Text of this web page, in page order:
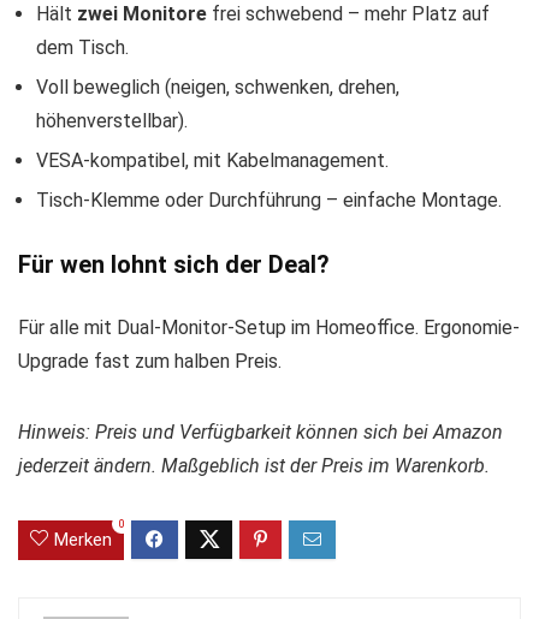
Hält zwei Monitore frei schwebend – mehr Platz auf
dem Tisch.
Voll beweglich (neigen, schwenken, drehen,
höhenverstellbar).
VESA-kompatibel, mit Kabelmanagement.
Tisch-Klemme oder Durchführung – einfache Montage.
Für wen lohnt sich der Deal?
Für alle mit Dual-Monitor-Setup im Homeoffice. Ergonomie-
Upgrade fast zum halben Preis.
Hinweis: Preis und Verfügbarkeit können sich bei Amazon
jederzeit ändern. Maßgeblich ist der Preis im Warenkorb.
Merken
0